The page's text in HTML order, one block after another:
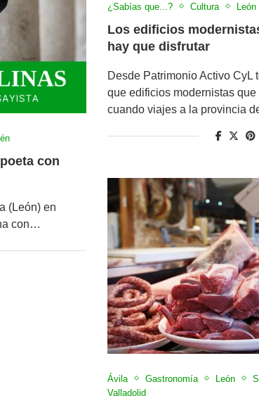
con
(León) en
con…
¿Sabías que...? Cultura León
Los edificios
hay que disfrutar
Desde Patrimonio Activo CyL
que edificios modernistas
cuando viajes a la provincia
Ávila Gastronomía León
Valladolid